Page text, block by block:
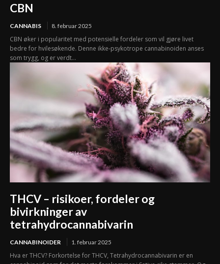
CBN
CANNABIS 8. februar 2025
CBN øker i popularitet med potensielle fordeler som vil gjøre livet
bedre for hvilesøkende. Denne ikke-psykotrope cannabinoiden anses
som trygg, og er verdt...
THCV – risikoer, fordeler og
bivirkninger av
tetrahydrocannabivarin
CANNABINOIDER 1. februar 2025
Hva er THCV? Forkortelse for THCV, Tetrahydrocannabivarin er en